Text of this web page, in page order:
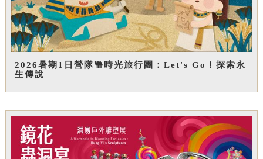
2026暑期1日營隊🐫時光旅行團：Let's Go！探索永
生傳說